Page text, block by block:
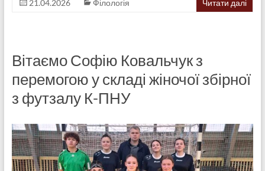
21.04.2026
Філологія Читати далі
Вітаємо Софію Ковальчук з
перемогою у складі жіночої збірної
з футзалу К-ПНУ